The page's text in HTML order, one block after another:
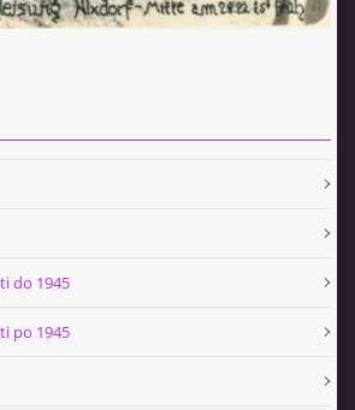
do 1945
po 1945